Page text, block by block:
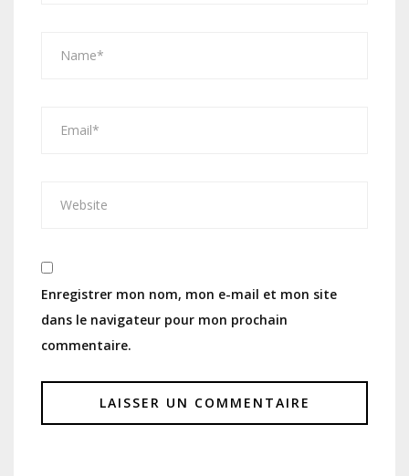
Enregistrer mon nom, mon e-mail et mon site
dans le navigateur pour mon prochain
commentaire.